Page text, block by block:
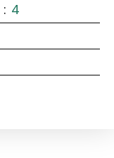
: 4